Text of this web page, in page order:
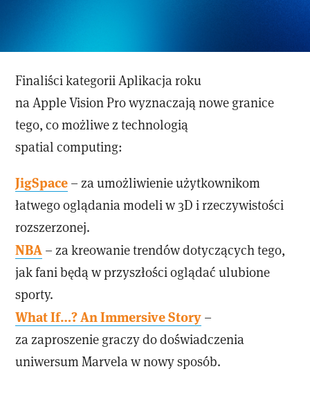
Finaliści kategorii Aplikacja roku
na Apple Vision Pro wyznaczają nowe granice
tego, co możliwe z technologią
spatial computing:
JigSpace – za umożliwienie użytkownikom
łatwego oglądania modeli w 3D i rzeczywistości
rozszerzonej.
NBA – za kreowanie trendów dotyczących tego,
jak fani będą w przyszłości oglądać ulubione
sporty.
What If…? An Immersive Story –
za zaproszenie graczy do doświadczenia
uniwersum Marvela w nowy sposób.